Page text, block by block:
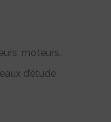
moteurs..
d’étude